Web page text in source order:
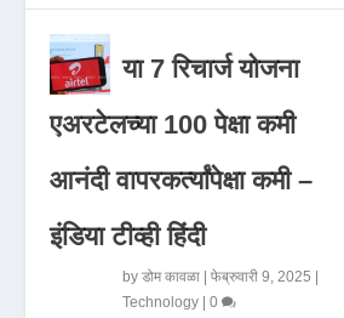
या 7 रिचार्ज योजना
एअरटेलच्या 100 पेक्षा कमी
आनंदी वापरकर्त्यांपेक्षा कमी –
इंडिया टीव्ही हिंदी
by डोम कावळा| फेब्रुवारी 9, 2025
Technology| 0